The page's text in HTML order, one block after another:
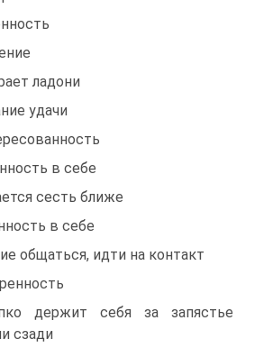
ладони
удачи
в себе
сесть ближе
в себе
общаться, идти на контакт
держит себя за запястье
сзади